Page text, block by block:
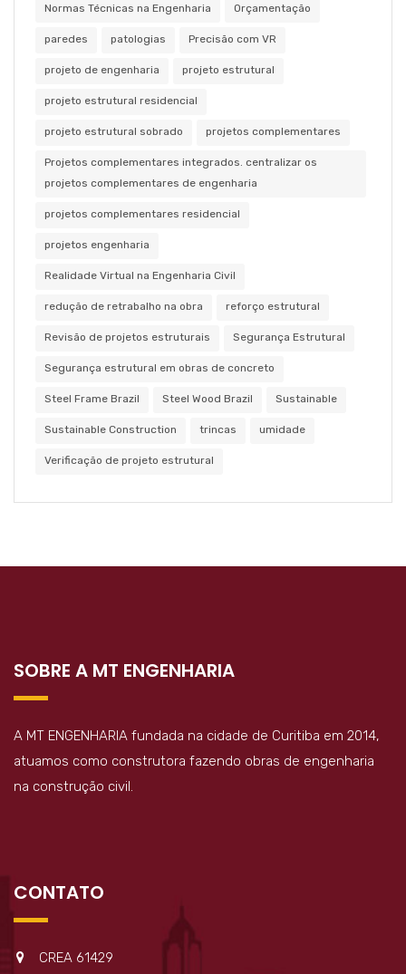
Normas Técnicas na Engenharia Orçamentação
paredes patologias Precisão com VR
projeto de engenharia projeto estrutural
projeto estrutural residencial
projeto estrutural sobrado projetos complementares
Projetos complementares integrados. centralizar os
projetos complementares de engenharia
projetos complementares residencial
projetos engenharia
Realidade Virtual na Engenharia Civil
redução de retrabalho na obra reforço estrutural
Revisão de projetos estruturais Segurança Estrutural
Segurança estrutural em obras de concreto
Steel Frame Brazil Steel Wood Brazil Sustainable
Sustainable Construction trincas umidade
Verificação de projeto estrutural
SOBRE A MT ENGENHARIA
A MT ENGENHARIA fundada na cidade de Curitiba em 2014,
atuamos como construtora fazendo obras de engenharia
na construção civil.
CONTATO
CREA 61429